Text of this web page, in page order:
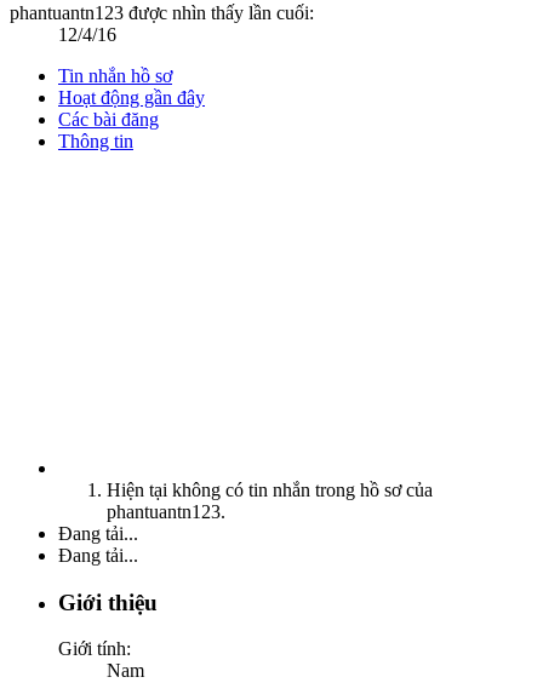
phantuantn123 được nhìn thấy lần cuối:
12/4/16
Tin nhắn hồ sơ
Hoạt động gần đây
Các bài đăng
Thông tin
Hiện tại không có tin nhắn trong hồ sơ của
phantuantn123.
Đang tải...
Đang tải...
Giới thiệu
Giới tính:
Nam